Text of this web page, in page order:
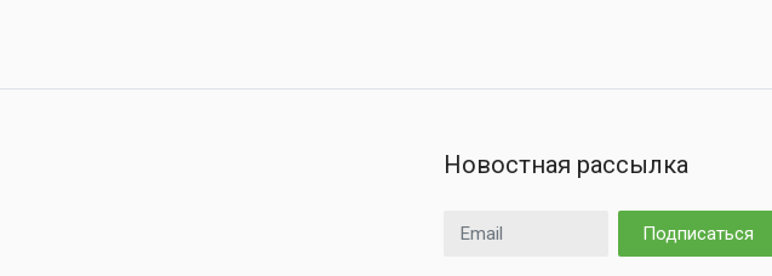
Новостная рассылка
Email адрес Подписаться